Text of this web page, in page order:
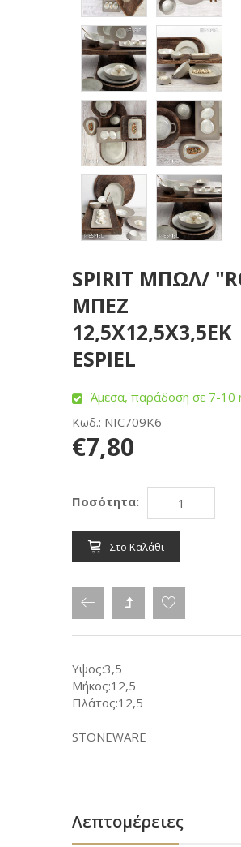
SPIRIT ΜΠΩΛ/
ΜΠΕΖ
12,5Χ12,5Χ3,5ΕΚ
ESPIEL
Άμεσα, παράδοση σε 7-10
Κωδ.: NIC709K6
€7,80
Ποσότητα:
Στο Καλάθι
Υψος:3,5
Μήκος:12,5
Πλάτος:12,5
STONEWARE
Λεπτομέρειες